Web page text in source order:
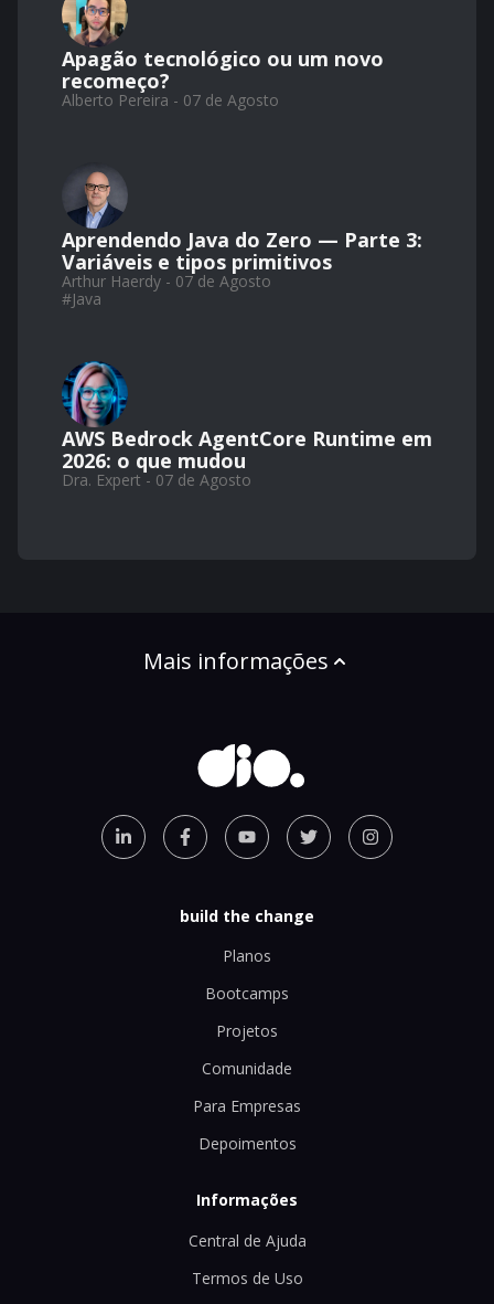
Apagão tecnológico ou um novo
recomeço?
Alberto Pereira - 07 de Agosto
Aprendendo Java do Zero — Parte 3:
Variáveis e tipos primitivos
Arthur Haerdy - 07 de Agosto
#Java
AWS Bedrock AgentCore Runtime em
2026: o que mudou
Dra. Expert - 07 de Agosto
Mais informações
build the change
Planos
Bootcamps
Projetos
Comunidade
Para Empresas
Depoimentos
Informações
Central de Ajuda
Termos de Uso